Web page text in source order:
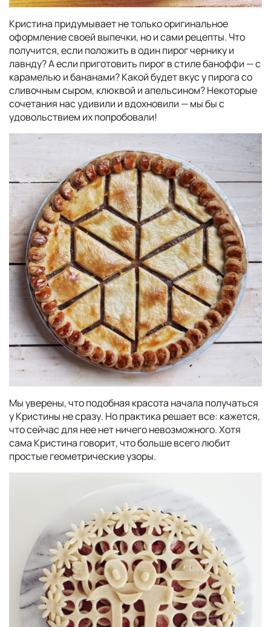
Кристина придумывает не только оригинальное
оформление своей выпечки, но и сами рецепты. Что
получится, если положить в один пирог чернику и
лавнду? А если приготовить пирог в стиле баноффи — с
карамелью и бананами? Какой будет вкус у пирога со
сливочным сыром, клюквой и апельсином? Некоторые
сочетания нас удивили и вдохновили — мы бы с
удовольствием их попробовали!
Мы уверены, что подобная красота начала получаться
у Кристины не сразу. Но практика решает все: кажется,
что сейчас для нее нет ничего невозможного. Хотя
сама Кристина говорит, что больше всего любит
простые геометрические узоры.